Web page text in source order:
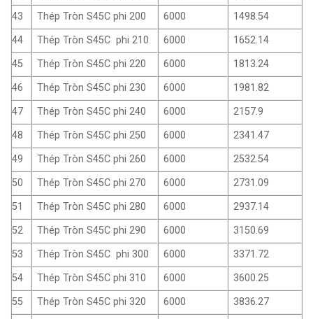
43
Thép Tròn S45C phi 200 6000
1498.54
44
Thép Tròn S45C phi 210 6000
1652.14
45
Thép Tròn S45C phi 220 6000
1813.24
46
Thép Tròn S45C phi 230 6000
1981.82
47
Thép Tròn S45C phi 240 6000
2157.9
48
Thép Tròn S45C phi 250 6000
2341.47
49
Thép Tròn S45C phi 260 6000
2532.54
50
Thép Tròn S45C phi 270 6000
2731.09
51
Thép Tròn S45C phi 280 6000
2937.14
52
Thép Tròn S45C phi 290 6000
3150.69
53
Thép Tròn S45C phi 300 6000
3371.72
54
Thép Tròn S45C phi 310 6000
3600.25
55
Thép Tròn S45C phi 320 6000
3836.27